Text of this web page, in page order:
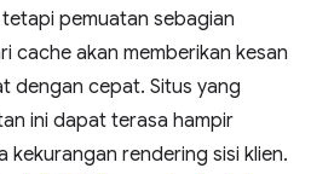
pemuatan sebagian
cache akan memberikan kesan
dengan cepat. Situs yang
ini dapat terasa hampir
kekurangan rendering sisi klien.